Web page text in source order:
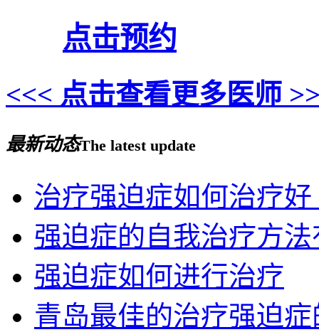
点击预约
<<< 点击查看更多医师
最新动态The latest update
治疗强迫症如何治疗
强迫症的自我治疗方
强迫症如何进行治疗
青岛最佳的治疗强迫